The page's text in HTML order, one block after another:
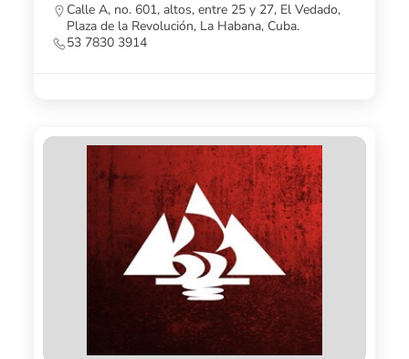
Calle A, no. 601, altos, entre 25 y 27, El Vedado,
Plaza de la Revolución, La Habana, Cuba.
53 7830 3914